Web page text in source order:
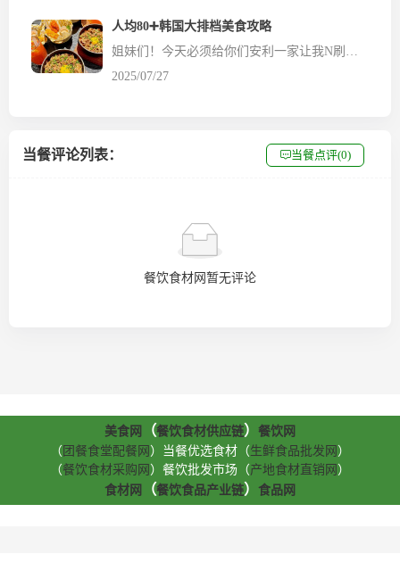
人均80➕韩国大排档美食攻略
姐妹们！今天必须给你们安利一家让我N刷的韩式大排档——【薰井洞·韩国大排档】💥一秒穿越韩国街头，味道正宗到想原地转圈圈！🥘 这次重点打卡了【香葱肥牛拌饭】和【草莓山楂汁】，真的绝了！💥 📌【香葱肥牛拌饭】🥩🍚 一上桌就被这诱人的摆盘吸引！肥牛卷堆成小山，铺满香葱和秘制酱料，拌开瞬间米饭裹满酱汁，葱香混合着肥牛的鲜嫩，每一...
2025/07/27
当餐评论列表： 当餐点评(0)
餐饮食材网暂无评论
美食网 （餐饮食材供应链）
餐饮网
（ 团餐食堂配餐网 ）当餐优选食材（生鲜食品批发网 ）
（餐饮食材采购网 ）餐饮批发市场（产地食材直销网 ）
食材网
（餐饮食品产业链） 食品网